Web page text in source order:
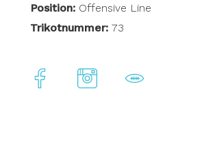
Position:Offensive Line
Trikotnummer: 73